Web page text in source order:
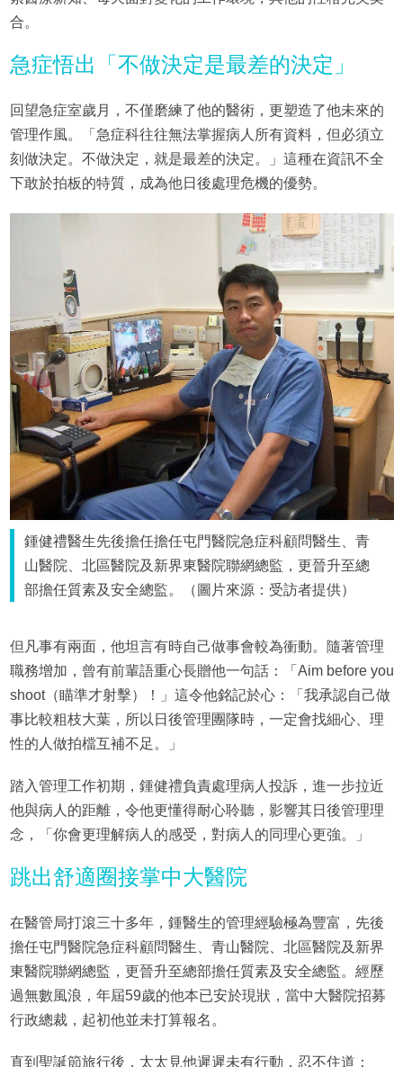
合。
急症悟出「不做決定是最差的決定」
回望急症室歲月，不僅磨練了他的醫術，更塑造了他未來的
管理作風。「急症科往往無法掌握病人所有資料，但必須立
刻做決定。不做決定，就是最差的決定。」這種在資訊不全
下敢於拍板的特質，成為他日後處理危機的優勢。
鍾健禮醫生先後擔任擔任屯門醫院急症科顧問醫生、青
山醫院、北區醫院及新界東醫院聯網總監，更晉升至總
部擔任質素及安全總監。（圖片來源：受訪者提供）
但凡事有兩面，他坦言有時自己做事會較為衝動。隨著管理
職務增加，曾有前輩語重心長贈他一句話：「Aim before you
shoot（瞄準才射擊）！」這令他銘記於心：「我承認自己做
事比較粗枝大葉，所以日後管理團隊時，一定會找細心、理
性的人做拍檔互補不足。」
踏入管理工作初期，鍾健禮負責處理病人投訴，進一步拉近
他與病人的距離，令他更懂得耐心聆聽，影響其日後管理理
念，「你會更理解病人的感受，對病人的同理心更強。」
跳出舒適圈接掌中大醫院
在醫管局打滾三十多年，鍾醫生的管理經驗極為豐富，先後
擔任屯門醫院急症科顧問醫生、青山醫院、北區醫院及新界
東醫院聯網總監，更晉升至總部擔任質素及安全總監。經歷
過無數風浪，年屆59歲的他本已安於現狀，當中大醫院招募
行政總裁，起初他並未打算報名。
直到聖誕節旅行後，太太見他遲遲未有行動，忍不住道：